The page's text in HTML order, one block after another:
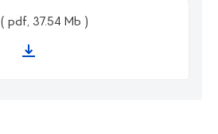
( pdf, 37.54 Mb )